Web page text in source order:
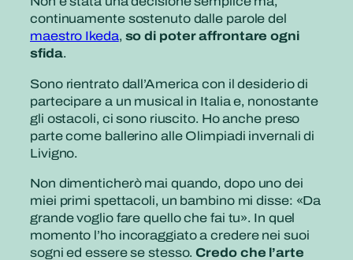
continuamente sostenuto dalle parole del
maestro Ikeda, so di poter affrontare ogni
sfida.
Sono rientrato dall’America con il desiderio di
partecipare a un musical in Italia e, nonostante
gli ostacoli, ci sono riuscito. Ho anche preso
parte come ballerino alle Olimpiadi invernali di
Livigno.
Non dimenticherò mai quando, dopo uno dei
miei primi spettacoli, un bambino mi disse: «Da
grande voglio fare quello che fai tu». In quel
momento l’ho incoraggiato a credere nei suoi
sogni ed essere se stesso. Credo che l’arte